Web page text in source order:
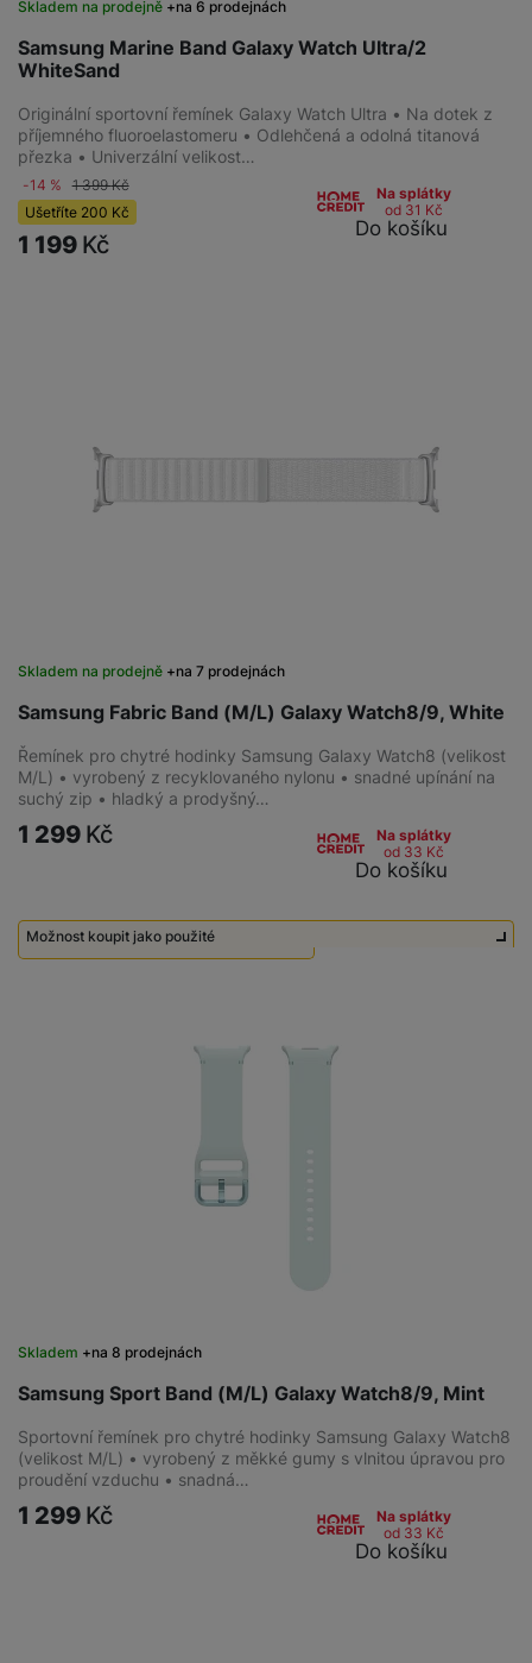
Samsung Marine Band Galaxy Watch Ultra/2
WhiteSand
Skladem na prodejně na 6 prodejnách
Originální sportovní řemínek Galaxy Watch Ultra • Na dotek z
příjemného fluoroelastomeru • Odlehčená a odolná titanová
přezka • Univerzální velikost…
-14 % 1 399Kč
Ušetříte 200 Kč
1 199 Kč
Na splátky
od 31 Kč
Do košíku
Samsung Fabric Band (M/L) Galaxy Watch8/9, White
Skladem na prodejně na 7 prodejnách
Řemínek pro chytré hodinky Samsung Galaxy Watch8 (velikost
M/L) • vyrobený z recyklovaného nylonu • snadné upínání na
suchý zip • hladký a prodyšný…
1 299 Kč
Na splátky
od 33 Kč
Do košíku
Možnost koupit jako použité
Samsung Sport Band (M/L) Galaxy Watch8/9, Mint
Skladem na 8 prodejnách
Sportovní řemínek pro chytré hodinky Samsung Galaxy Watch8
(velikost M/L) • vyrobený z měkké gumy s vlnitou úpravou pro
proudění vzduchu • snadná…
1 299 Kč
Na splátky
od 33 Kč
Do košíku